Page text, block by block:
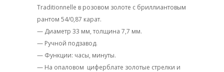
Traditionnelle в розовом золоте с бриллиантовым
рантом 54/0,87 карат.
— Диаметр 33 мм, толщина 7,7 мм.
— Ручной подзавод.
— Функции: часы, минуты.
— На опаловом циферблате золотые стрелки и